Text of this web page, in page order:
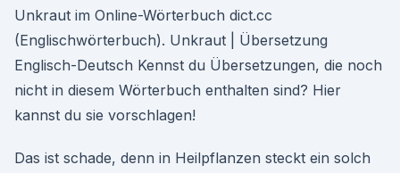
Unkraut im Online-Wörterbuch dict.cc
(Englischwörterbuch). Unkraut | Übersetzung
Englisch-Deutsch Kennst du Übersetzungen, die noch
nicht in diesem Wörterbuch enthalten sind? Hier
kannst du sie vorschlagen!
Das ist schade, denn in Heilpflanzen steckt ein solch